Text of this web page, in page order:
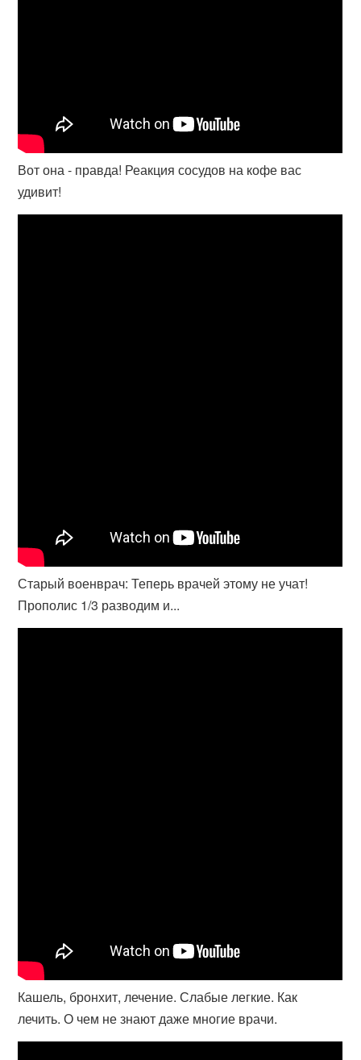
Вот она - правда! Реакция сосудов на кофе вас
удивит!
Старый военврач: Теперь врачей этому не учат!
Прополис 1/3 разводим и...
Кашель, бронхит, лечение. Слабые легкие. Как
лечить. О чем не знают даже многие врачи.